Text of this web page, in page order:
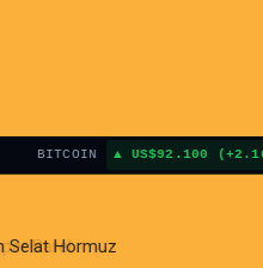
US$92.100 (+2.10%)
Selat Hormuz